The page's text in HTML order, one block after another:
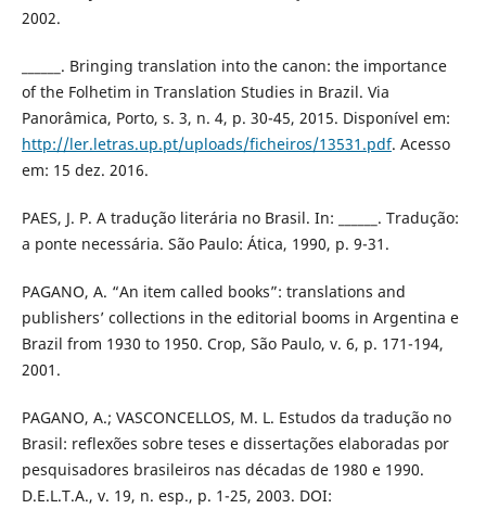
2002.
______. Bringing translation into the canon: the importance
of the Folhetim in Translation Studies in Brazil. Via
Panorâmica, Porto, s. 3, n. 4, p. 30-45, 2015. Disponível em:
http://ler.letras.up.pt/uploads/ficheiros/13531.pdf. Acesso
em: 15 dez. 2016.
PAES, J. P. A tradução literária no Brasil. In: ______. Tradução:
a ponte necessária. São Paulo: Ática, 1990, p. 9-31.
PAGANO, A. “An item called books”: translations and
publishers’ collections in the editorial booms in Argentina e
Brazil from 1930 to 1950. Crop, São Paulo, v. 6, p. 171-194,
2001.
PAGANO, A.; VASCONCELLOS, M. L. Estudos da tradução no
Brasil: reflexões sobre teses e dissertações elaboradas por
pesquisadores brasileiros nas décadas de 1980 e 1990.
D.E.L.T.A., v. 19, n. esp., p. 1-25, 2003. DOI: